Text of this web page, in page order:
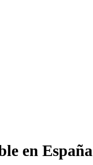
en España